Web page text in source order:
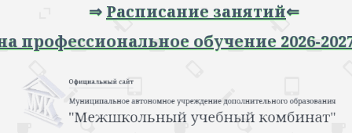
⇒Расписание занятий⇐
профессиональное обучение 2026-